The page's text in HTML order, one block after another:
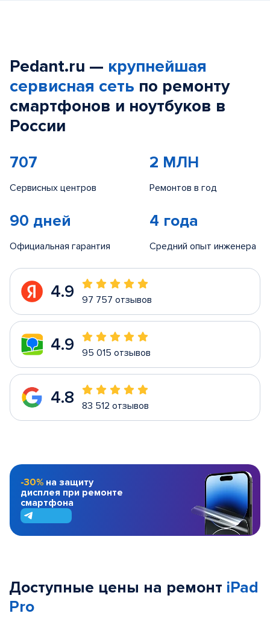
Pedant.ru — крупнейшая
сервисная сеть по ремонту
смартфонов и ноутбуков в
России
707
Сервисных центров
2 МЛН
Ремонтов в год
90 дней
Официальная гарантия
4 года
Средний опыт инженера
4.9 97 757 отзывов
4.9 95 015 отзывов
4.8 83 512 отзывов
-30% на защиту
дисплея при ремонте
смартфона
Доступные цены на ремонт iPad
Pro